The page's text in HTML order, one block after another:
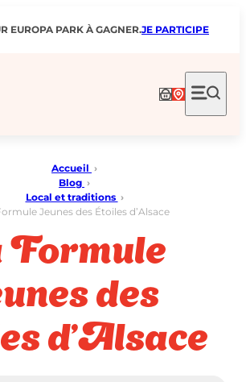
EUROPA PARK À GAGNER.JE PARTICIPE
Accueil ›
Blog ›
Local et traditions ›
Jeunes des Étoiles d’Alsace
Formule
des
d’Alsace